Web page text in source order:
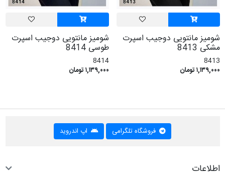
شومیز مانتویی دوجیب اسپرت
مشکی 8413
8413
۱,۱۳۹,۰۰۰ تومان
شومیز مانتویی دوجیب اسپرت
طوسی 8414
8414
۱,۱۳۹,۰۰۰ تومان
فروشگاه تلگرامی اپ اندروید
اطلاعات